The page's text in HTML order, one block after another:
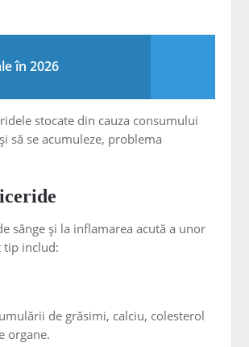
în 2026
stocate din cauza consumului
să se acumuleze, problema
sânge și la inflamarea acută a unor
tip includ:
de grăsimi, calciu, colesterol
organe.